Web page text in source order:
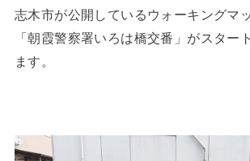
志木市が公開しているウォーキングマ
「朝霞警察署いろは橋交番」がスター
ます。